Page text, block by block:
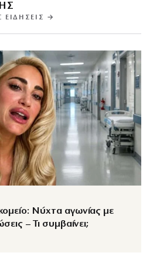
ΕΙΔΉΣΕΙΣ →
Νύχτα αγωνίας με
– Τι συμβαίνει;